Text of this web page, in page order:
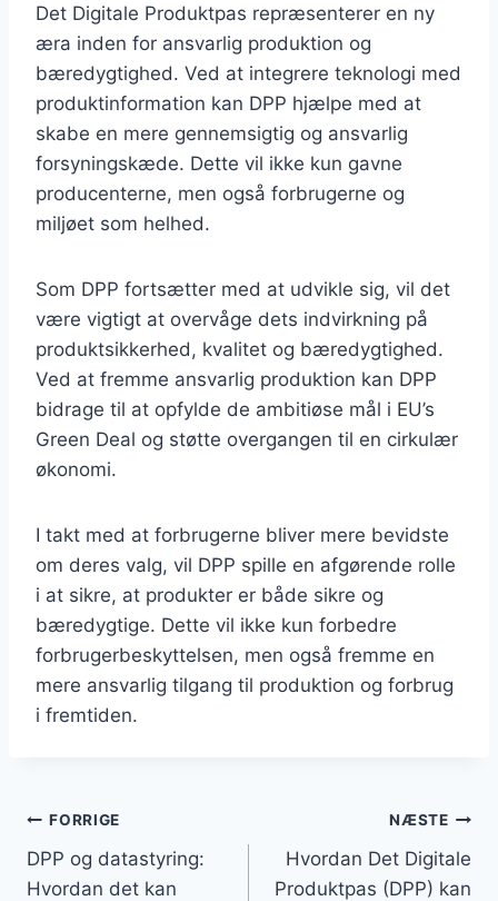
Det Digitale Produktpas repræsenterer en ny
æra inden for ansvarlig produktion og
bæredygtighed. Ved at integrere teknologi med
produktinformation kan DPP hjælpe med at
skabe en mere gennemsigtig og ansvarlig
forsyningskæde. Dette vil ikke kun gavne
producenterne, men også forbrugerne og
miljøet som helhed.
Som DPP fortsætter med at udvikle sig, vil det
være vigtigt at overvåge dets indvirkning på
produktsikkerhed, kvalitet og bæredygtighed.
Ved at fremme ansvarlig produktion kan DPP
bidrage til at opfylde de ambitiøse mål i EU’s
Green Deal og støtte overgangen til en cirkulær
økonomi.
I takt med at forbrugerne bliver mere bevidste
om deres valg, vil DPP spille en afgørende rolle
i at sikre, at produkter er både sikre og
bæredygtige. Dette vil ikke kun forbedre
forbrugerbeskyttelsen, men også fremme en
mere ansvarlig tilgang til produktion og forbrug
i fremtiden.
Post
navigation
FORRIGE
DPP og datastyring:
Hvordan det kan
NÆSTE
Hvordan Det Digitale
Produktpas (DPP) kan